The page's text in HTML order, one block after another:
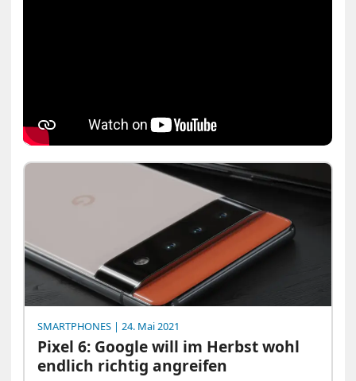
SMARTPHONES | 24. Mai 2021
Pixel 6: Google will im Herbst wohl
endlich richtig angreifen